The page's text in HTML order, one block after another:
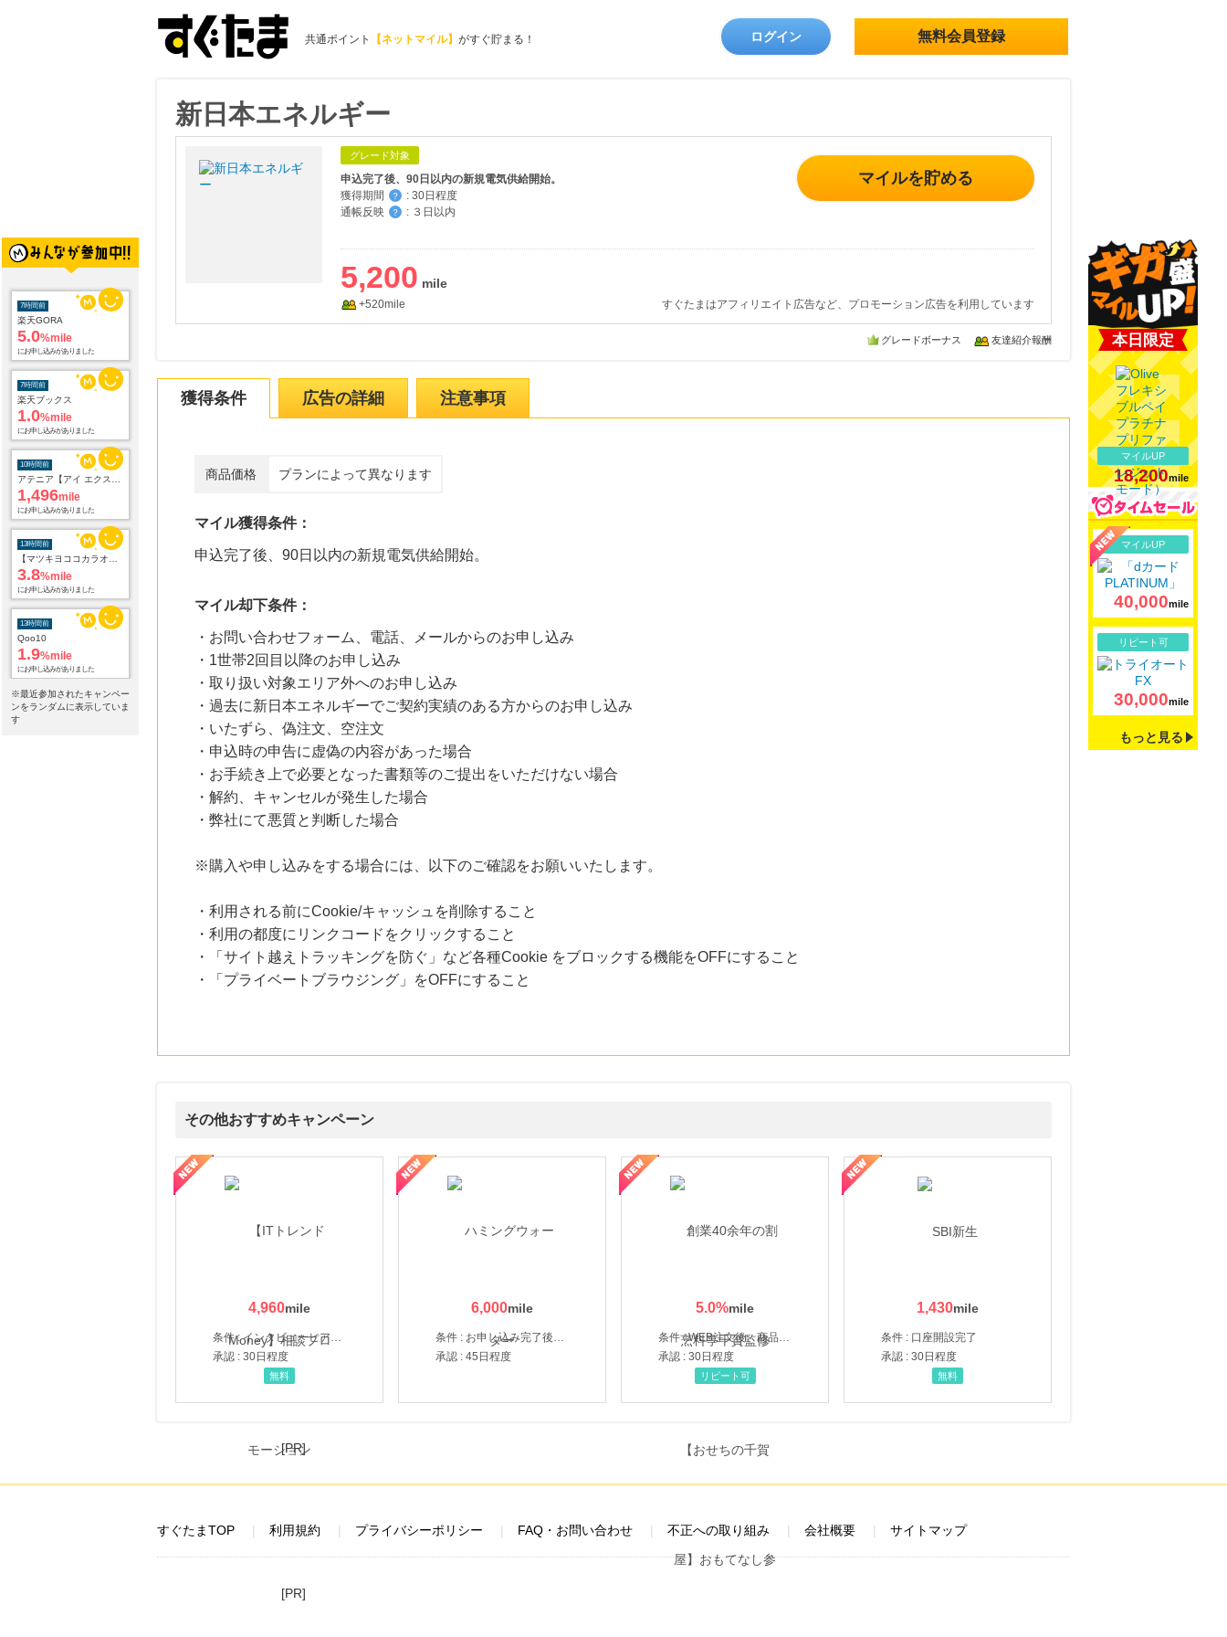
共通ポイント 【ネットマイル】 がすぐ貯まる！ ログイン 無料会員登録
7時間前
楽天GORA
5.0%mile
にお申し込みがありました
7時間前
楽天ブックス
1.0%mile
にお申し込みがありました
10時間前
1,496mile
にお申し込みがありました
13時間前
3.8%mile
にお申し込みがありました
13時間前
Qoo10
1.9%mile
にお申し込みがありました
13時間前
※最近参加されたキャンペー
ンをランダムに表示していま
す
新日本エネルギー
グレード対象
申込完了後、90日以内の新規電気供給開始。
獲得期間
？ : 30日程度
通帳反映
？ : ３日以内
マイルを貯める
5,200
+520mile すぐたまはアフィリエイト広告など、プロモーション広告を利用しています
グレードボーナス 友達紹介報酬
獲得条件 広告の詳細 注意事項
商品価格 プランによって異なります
マイル獲得条件：
申込完了後、90日以内の新規電気供給開始。
マイル却下条件：
・お問い合わせフォーム、電話、メールからのお申し込み
・1世帯2回目以降のお申し込み
・取り扱い対象エリア外へのお申し込み
・過去に新日本エネルギーでご契約実績のある方からのお申し込み
・いたずら、偽注文、空注文
・申込時の申告に虚偽の内容があった場合
・お手続き上で必要となった書類等のご提出をいただけない場合
・解約、キャンセルが発生した場合
・弊社にて悪質と判断した場合
※購入や申し込みをする場合には、以下のご確認をお願いいたします。
・利用される前にCookie/キャッシュを削除すること
・利用の都度にリンクコードをクリックすること
・「サイト越えトラッキングを防ぐ」など各種Cookie をブロックする機能をOFFにすること
・「プライベートブラウジング」をOFFにすること
その他おすすめキャンペーン
4,960
条件 : インタビューヒアリング完了
承認 : 30日程度
無料
6,000
条件 : お申し込み完了後、決済登録完了と1ヶ月以内のサーバー初回設置。
承認 : 45日程度
5.0%
条件 : WEB注文後、商品受け取り+入金確認時点
承認 : 30日程度
創業40余年の割烹料亭千賀監修【おせちの千賀屋】おもてなし参道本店
リピート可
1,430
条件 : 口座開設完了
承認 : 30日程度
SBI新生銀行「口座開設」
無料
本日限定
マイルUP
18,200mile
マイルUP
40,000mile
リピート可
30,000mile
もっと見る
[PR]
すぐたまTOP 利用規約 プライバシーポリシー FAQ・お問い合わせ 不正への取り組み 会社概要 サイトマップ
[PR]